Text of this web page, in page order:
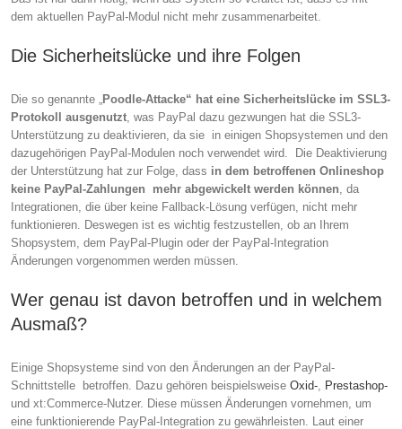
dem aktuellen PayPal-Modul nicht mehr zusammenarbeitet.
Die Sicherheitslücke und ihre Folgen
Die so genannte „Poodle-Attacke“ hat eine Sicherheitslücke im SSL3-
Protokoll ausgenutzt, was PayPal dazu gezwungen hat die SSL3-
Unterstützung zu deaktivieren, da sie in einigen Shopsystemen und den
dazugehörigen PayPal-Modulen noch verwendet wird. Die Deaktivierung
der Unterstützung hat zur Folge, dass in dem betroffenen Onlineshop
keine PayPal-Zahlungen mehr abgewickelt werden können, da
Integrationen, die über keine Fallback-Lösung verfügen, nicht mehr
funktionieren. Deswegen ist es wichtig festzustellen, ob an Ihrem
Shopsystem, dem PayPal-Plugin oder der PayPal-Integration
Änderungen vorgenommen werden müssen.
Wer genau ist davon betroffen und in welchem
Ausmaß?
Einige Shopsysteme sind von den Änderungen an der PayPal-
Schnittstelle betroffen. Dazu gehören beispielsweise Oxid-, Prestashop-
und xt:Commerce-Nutzer. Diese müssen Änderungen vornehmen, um
eine funktionierende PayPal-Integration zu gewährleisten. Laut einer